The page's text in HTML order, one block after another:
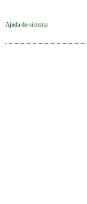
Ajuda do sistema